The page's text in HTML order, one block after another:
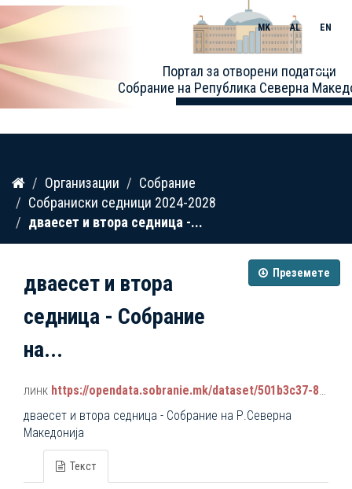
Прескокнете
содржина
Портал за отворени податоци
Собрание на Република Северна
MK AL EN
Toggle
Организации
Собрание
Собраниски седници 2024-2028
дваесет и втора седница -...
Преземете
дваесет и втора
седница - Собрание
на...
линк https://opendata.sobranie.mk/dataset/501b3c37-891a-4256-8f5f-00d48fd657e1/resource/24d02220-0373-4deb-b3f4-ff7adae38425/download/plenarni_sednici_2024-2028.json
дваесет и втора седница - Собрание на Р.Северна
Македонија
Текст